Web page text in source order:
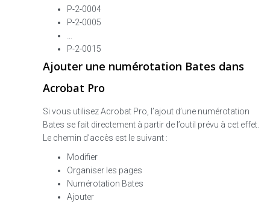
P‑2‑0004
P‑2‑0005
P‑2‑0015
Ajouter une numérotation Bates dans
Acrobat Pro
Si vous utilisez Acrobat Pro, l’ajout d’une numérotation
Bates se fait directement à partir de l’outil prévu à cet effet.
Le chemin d’accès est le suivant :
Modifier
Organiser les pages
Numérotation Bates
Ajouter